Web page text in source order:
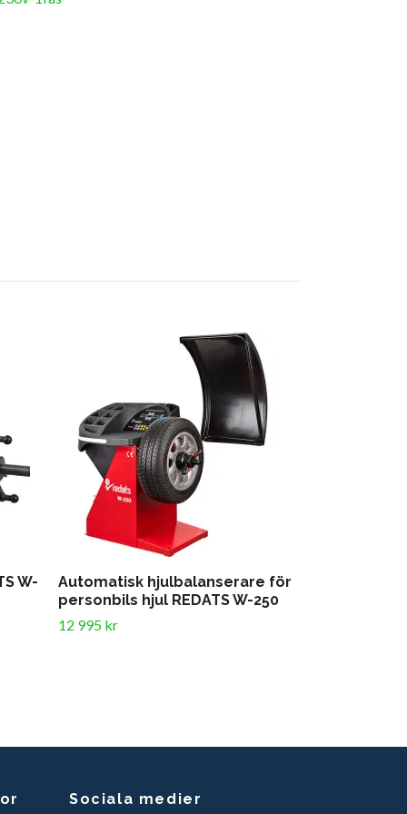
W-
Automatisk hjulbalanserare för
personbils hjul REDATS W-250
12 995 kr
Sociala medier